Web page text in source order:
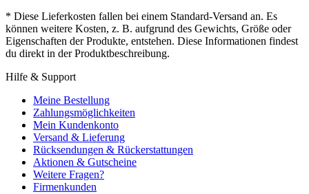
* Diese Lieferkosten fallen bei einem Standard-Versand an. Es
können weitere Kosten, z. B. aufgrund des Gewichts, Größe oder
Eigenschaften der Produkte, entstehen. Diese Informationen findest
du direkt in der Produktbeschreibung.
Hilfe & Support
Meine Bestellung
Zahlungsmöglichkeiten
Mein Kundenkonto
Versand & Lieferung
Rücksendungen & Rückerstattungen
Aktionen & Gutscheine
Weitere Fragen?
Firmenkunden